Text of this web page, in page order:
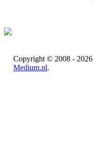
Copyright © 2008 - 2026
Medium.nl.